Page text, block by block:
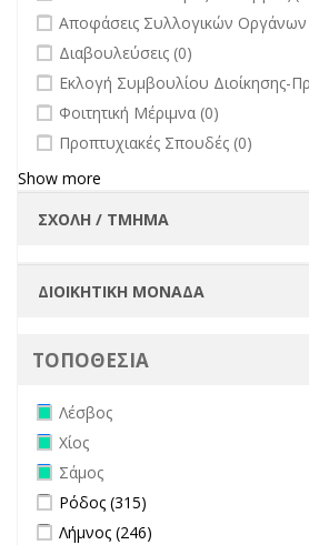
undefined
Αποφάσεις Συλλογικών Οργάνων
undefined
Διαβουλεύσεις (0)
undefined
Εκλογή Συμβουλίου Διοίκησης-
undefined
Φοιτητική Μέριμνα (0)
undefined
Προπτυχιακές Σπουδές (0)
Show more
ΤΟΠΟΘΕΣΙΑ
Remove Λέσβος filter
Λέσβος
Remove Χίος filter
Χίος
Remove Σάμος filter
Σάμος
Apply Ρόδος filter
Ρόδος (315)
Apply Λήμνος filter
Λήμνος (246)